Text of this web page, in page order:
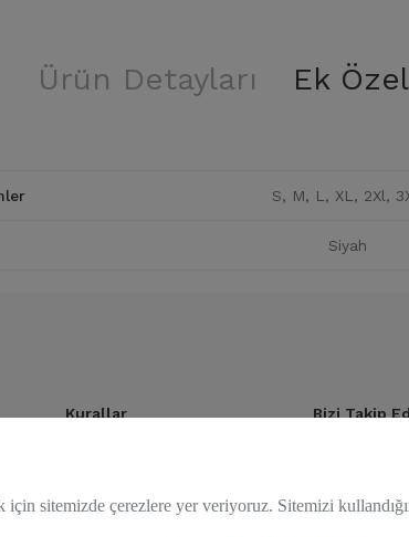
Ürün Detayları Ek
S, M, L, XL, 2Xl,
Siyah
Kurallar
Teslimat ve İade
Bizi Takip
sitemizde çerezlere yer veriyoruz. Sitemizi